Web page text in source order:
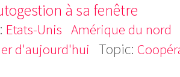
à sa fenêtre
Etats-Unis Amérique du nord
d'aujourd'hui Topic: